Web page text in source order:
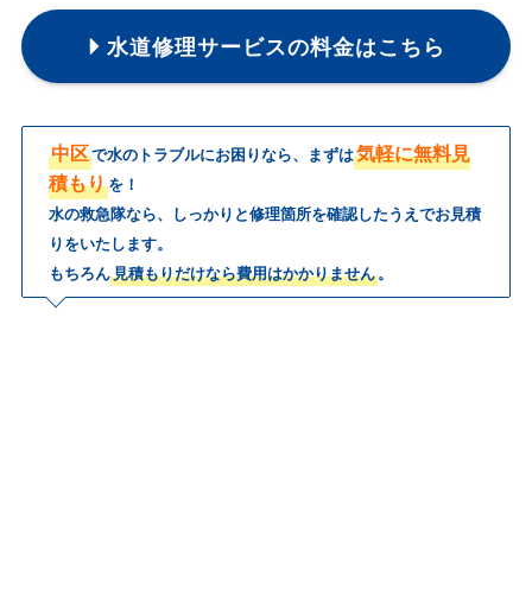
水道修理サービスの料金はこちら
中区で水のトラブルにお困りなら、まずは気軽に無料見
積もりを！
水の救急隊なら、しっかりと修理箇所を確認したうえでお見積
りをいたします。
もちろん見積もりだけなら費用はかかりません。